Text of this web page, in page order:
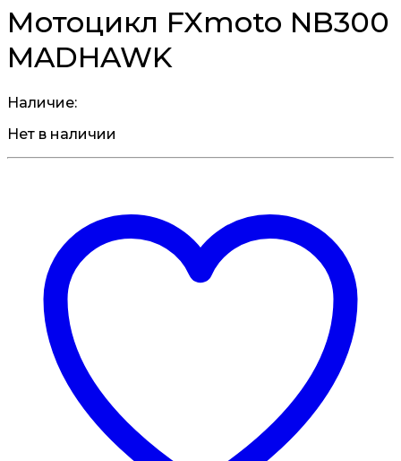
Мотоцикл FXmoto NB300
MADHAWK
Наличие:
Нет в наличии